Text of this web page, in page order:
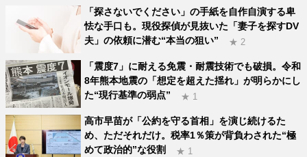
「探さないでください」の手紙を自作自演する卑
怯な手口も。現役探偵が見抜いた「妻子を探すDV
夫」の依頼に潜む“本当の狙い”
★ 2
「震度7」に耐える免震・耐震技術でも破損。令和
8年熊本地震の「想定を超えた揺れ」が明らかにし
た“現行基準の弱点”
★ 1
高市早苗が「公約を守る首相」を演じ続けるた
め、ただそれだけ。税率1％策が背負わされた“極
めて政治的”な役割
★ 1